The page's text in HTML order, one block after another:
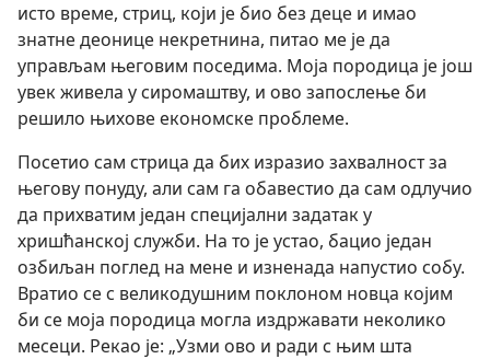
исто време, стриц, који је био без деце и имао
знатне деонице некретнина, питао ме је да
управљам његовим поседима. Моја породица је још
увек живела у сиромаштву, и ово запослење би
решило њихове економске проблеме.
Посетио сам стрица да бих изразио захвалност за
његову понуду, али сам га обавестио да сам одлучио
да прихватим један специјални задатак у
хришћанској служби. На то је устао, бацио један
озбиљан поглед на мене и изненада напустио собу.
Вратио се с великодушним поклоном новца којим
би се моја породица могла издржавати неколико
месеци. Рекао је: „Узми ово и ради с њим шта